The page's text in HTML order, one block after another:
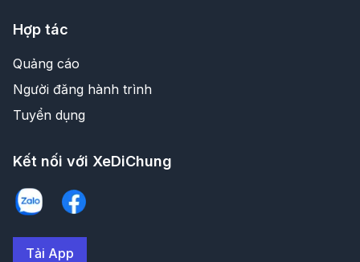
Hợp tác
Quảng cáo
Người đăng hành trình
Tuyển dụng
Kết nối với XeDiChung
Tải App